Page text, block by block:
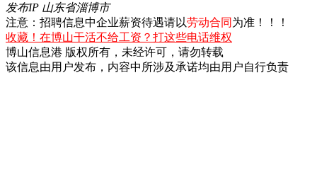
发布IP 山东省淄博市
注意：招聘信息中企业薪资待遇请以劳动合同 为准！！！
收藏！在博山干活不给工资？打这些电话维权
博山信息港 版权所有，未经许可，请勿转载
该信息由用户发布，内容中所涉及承诺均由用户自行负责